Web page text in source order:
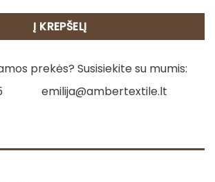
Į KREPŠELĮ
prekės? Susisiekite su mumis:
emilija@ambertextile.lt